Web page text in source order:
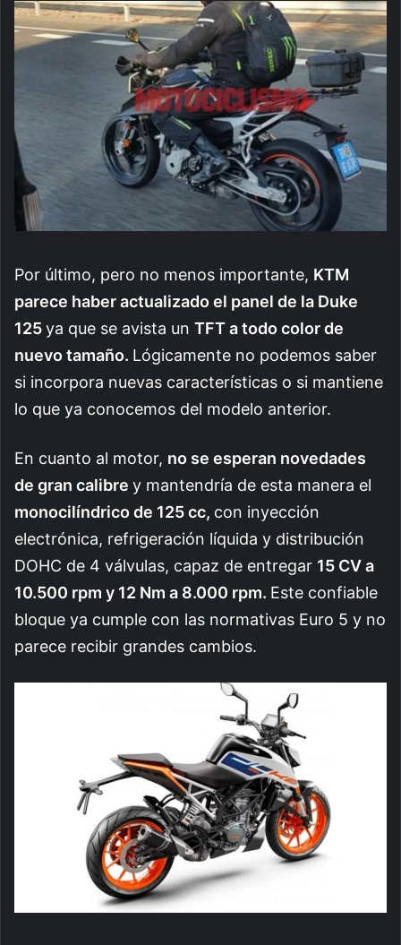
Por último, pero no menos importante, KTM
parece haber actualizado el panel de la Duke
125ya que se avista un TFT a todo color de
nuevo tamaño. Lógicamente no podemos saber
si incorpora nuevas características o si mantiene
lo que ya conocemos del modelo anterior.
En cuanto al motor, no se esperan novedades
de gran calibre y mantendría de esta manera el
monocilíndrico de 125 cc, con inyección
electrónica, refrigeración líquida y distribución
DOHC de 4 válvulas, capaz de entregar 15 CV a
10.500 rpm y 12 Nm a 8.000 rpm. Este confiable
bloque ya cumple con las normativas Euro 5 y no
parece recibir grandes cambios.